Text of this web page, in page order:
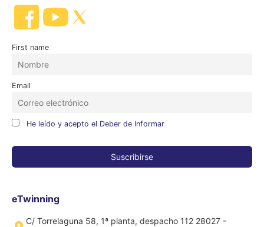
First name
Email
He leído y acepto el Deber de Informar
eTwinning
C/ Torrelaguna 58, 1ª planta, despacho 112 28027 -